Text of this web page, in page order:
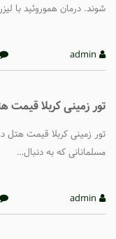
شوند. درمان هموروئید با
تور زمینی کربلا قیمت
تور زمینی کربلا قیمت هتل
مسلمانانی که به دنبال…